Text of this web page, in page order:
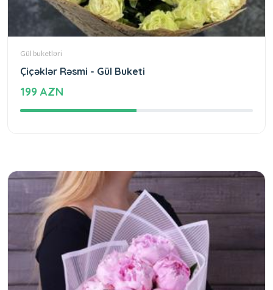
Gül buketləri
Çiçəklər Rəsmi - Gül Buketi
199 AZN